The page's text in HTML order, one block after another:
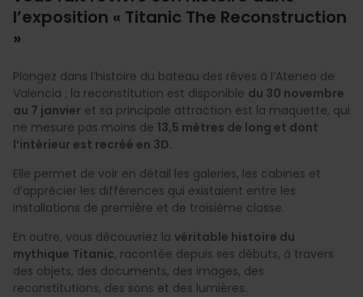
l’exposition « Titanic The Reconstruction
»
Plongez dans l’histoire du bateau des rêves à l’Ateneo de
Valencia ; la reconstitution est disponible du 30 novembre
au 7 janvier et sa principale attraction est la maquette, qui
ne mesure pas moins de 13,5 mètres de long et dont
l’intérieur est recréé en 3D.
Elle permet de voir en détail les galeries, les cabines et
d’apprécier les différences qui existaient entre les
installations de première et de troisième classe.
En outre, vous découvriez la véritable histoire du
mythique Titanic, racontée depuis ses débuts, à travers
des objets, des documents, des images, des
reconstitutions, des sons et des lumières.